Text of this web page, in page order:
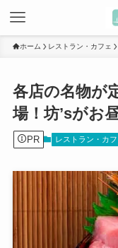
ホーム レストラン・カフェ
各店の名物が
場！坊’sがお
PR レストラン・カフ